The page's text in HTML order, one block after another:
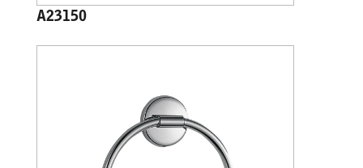
A23150